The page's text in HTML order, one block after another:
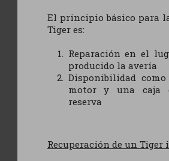
El principio básico para
Tiger es:
Reparación en el
producido la avería
Disponibilidad
motor y una caja
reserva
Recuperación de un